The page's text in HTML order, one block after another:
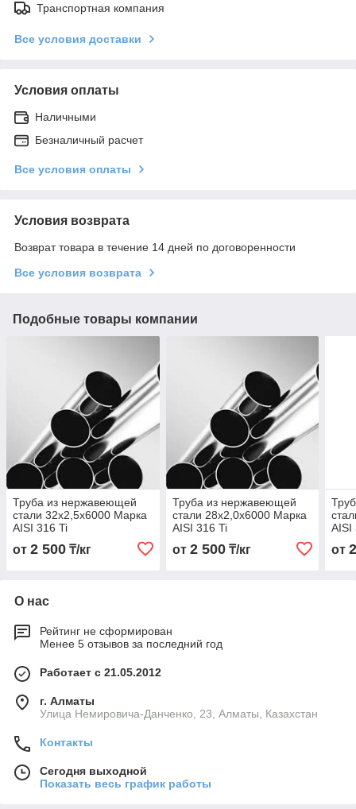
Транспортная компания
Все условия доставки
Условия оплаты
Наличными
Безналичный расчет
Все условия оплаты
Условия возврата
Возврат товара в течение 14 дней по договоренности
Все условия возврата
Подобные товары компании
Труба из нержавеющей
стали 32х2,5х6000 Марка
AISI 316 Ti
от 2 500 ₸/кг
Труба из нержавеющей
стали 28х2,0х6000 Марка
AISI 316 Ti
от 2 500₸/кг
AISI
от
О нас
Рейтинг не сформирован
Менее 5 отзывов за последний год
Работает с 21.05.2012
г. Алматы
Улица Немировича-Данченко, 23, Алматы, Казахстан
Контакты
Сегодня выходной
Показать весь график работы